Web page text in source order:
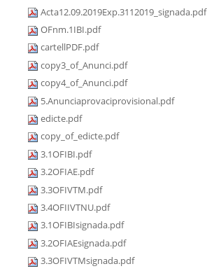
Acta12.09.2019Exp.3112019_signada.pdf
OFnm.1IBI.pdf
cartellPDF.pdf
copy3_of_Anunci.pdf
copy4_of_Anunci.pdf
5.Anunciaprovaciprovisional.pdf
edicte.pdf
copy_of_edicte.pdf
3.1OFIBI.pdf
3.2OFIAE.pdf
3.3OFIVTM.pdf
3.4OFIIVTNU.pdf
3.1OFIBIsignada.pdf
3.2OFIAEsignada.pdf
3.3OFIVTMsignada.pdf